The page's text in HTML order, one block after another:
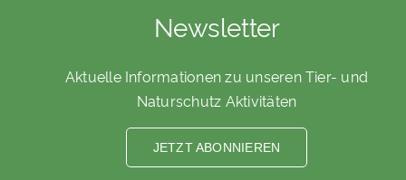
Newsletter
Aktuelle Informationen zu unseren Tier- und
Naturschutz Aktivitäten
JETZT ABONNIEREN